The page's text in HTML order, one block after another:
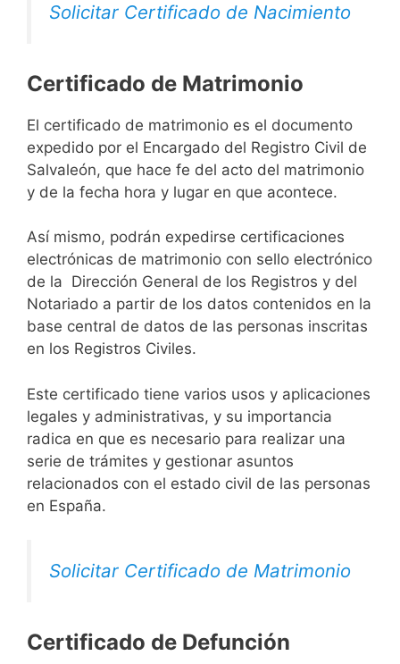
Solicitar Certificado de Nacimiento
Certificado de Matrimonio
El certificado de matrimonio es el documento
expedido por el Encargado del Registro Civil de
Salvaleón, que hace fe del acto del matrimonio
y de la fecha hora y lugar en que acontece.
Así mismo, podrán expedirse certificaciones
electrónicas de matrimonio con sello electrónico
de la Dirección General de los Registros y del
Notariado a partir de los datos contenidos en la
base central de datos de las personas inscritas
en los Registros Civiles.
Este certificado tiene varios usos y aplicaciones
legales y administrativas, y su importancia
radica en que es necesario para realizar una
serie de trámites y gestionar asuntos
relacionados con el estado civil de las personas
en España.
Solicitar Certificado de Matrimonio
Certificado de Defunción